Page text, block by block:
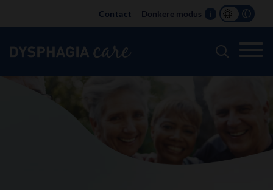
navigation
Contact Donkere modus i